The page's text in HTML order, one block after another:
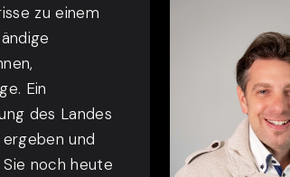
zu einem
Ein
des Landes
und
noch heute